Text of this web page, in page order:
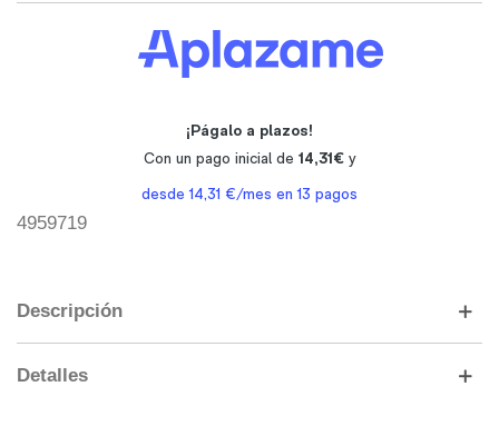
4959719
Descripción
Detalles